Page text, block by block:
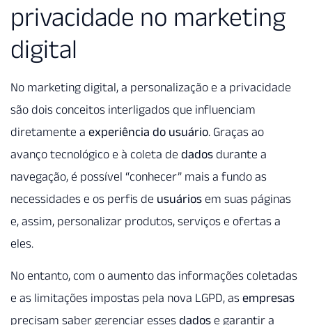
privacidade no marketing
digital
No marketing digital, a personalização e a privacidade
são dois conceitos interligados que influenciam
diretamente a experiência do usuário. Graças ao
avanço tecnológico e à coleta de dados durante a
navegação, é possível “conhecer” mais a fundo as
necessidades e os perfis de usuários em suas páginas
e, assim, personalizar produtos, serviços e ofertas a
eles.
No entanto, com o aumento das informações coletadas
e as limitações impostas pela nova LGPD, as empresas
precisam saber gerenciar esses dados e garantir a